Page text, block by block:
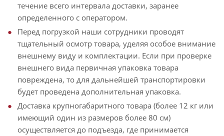
течение всего интервала доставки, заранее
определенного с оператором.
Перед погрузкой наши сотрудники проводят
тщательный осмотр товара, уделяя особое внимание
внешнему виду и комплектации. Если при проверке
внешнего вида первичная упаковка товара
повреждена, то для дальнейшей транспортировки
будет проведена дополнительная упаковка.
Доставка крупногабаритного товара (более 12 кг или
имеющий один из размеров более 80 см)
осуществляется до подъезда, где принимается